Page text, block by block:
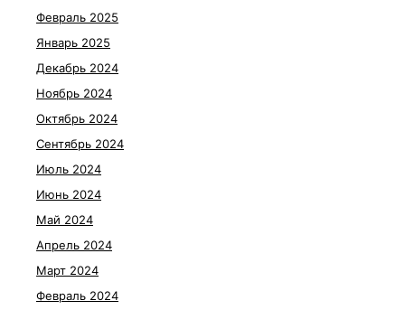
Февраль 2025
Январь 2025
Декабрь 2024
Ноябрь 2024
Октябрь 2024
Сентябрь 2024
Июль 2024
Июнь 2024
Май 2024
Апрель 2024
Март 2024
Февраль 2024